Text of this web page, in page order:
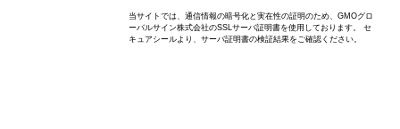
当サイトでは、通信情報の暗号化と実在性の証明のため、GMOグロ
ーバルサイン株式会社のSSLサーバ証明書を使用しております。 セ
キュアシールより、サーバ証明書の検証結果をご確認ください。